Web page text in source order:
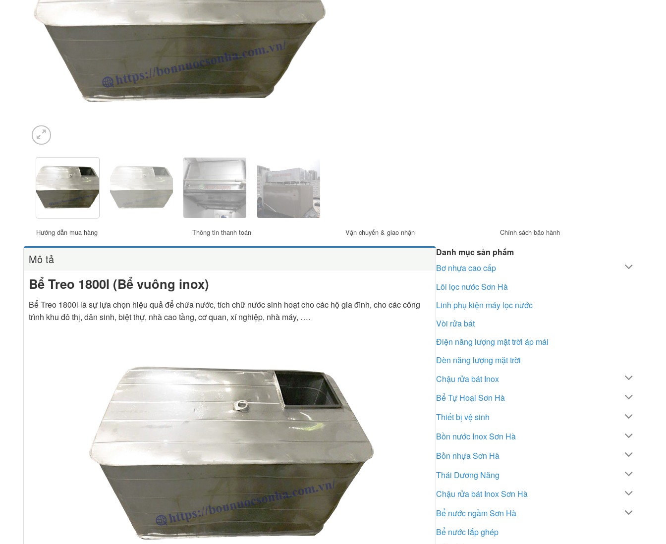
Hướng dẫn mua hàng Thông tin thanh toán Vận chuyển & giao nhận Chính sách bảo hành
Mô tả
Bể Treo 1800l (Bể vuông inox)
Bể Treo 1800l là sự lựa chọn hiệu quả để chứa nước, tích chữ nước sinh hoạt cho các hộ gia đình, cho các công
trình khu đô thị, dân sinh, biệt thự, nhà cao tầng, cơ quan, xí nghiệp, nhà máy, ….
Danh mục sản phẩm
Bơ nhựa cao cấp
Lõi lọc nước Sơn Hà
Linh phụ kiện máy lọc nước
Vòi rửa bát
Điện năng lượng mặt trời áp mái
Đèn năng lượng mặt trời
Chậu rửa bát Inox
Bể Tự Hoại Sơn Hà
Thiết bị vệ sinh
Bồn nước Inox Sơn Hà
Bồn nhựa Sơn Hà
Thái Dương Năng
Chậu rửa bát Inox Sơn Hà
Bể nước ngầm Sơn Hà
Bể nước lắp ghép